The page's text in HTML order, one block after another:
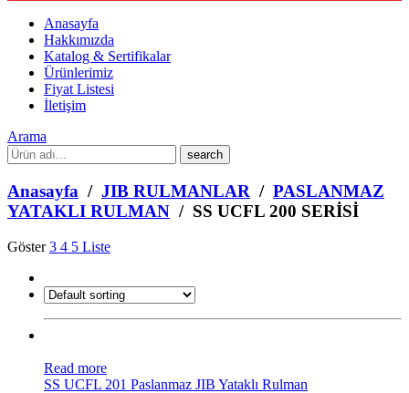
Anasayfa
Hakkımızda
Katalog & Sertifikalar
Ürünlerimiz
Fiyat Listesi
İletişim
Arama
What
are
you
looking
for?
Anasayfa / JIB RULMANLAR / PASLANMAZ
YATAKLI RULMAN / SS UCFL 200 SERİSİ
Göster3 4 5 Liste
Read more
SS UCFL 201 Paslanmaz JIB Yataklı Rulman